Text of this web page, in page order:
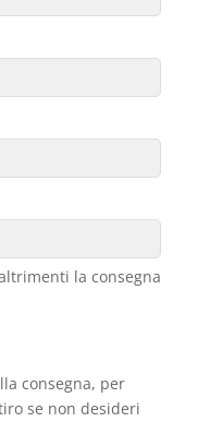
la consegna
consegna, per
se non desideri